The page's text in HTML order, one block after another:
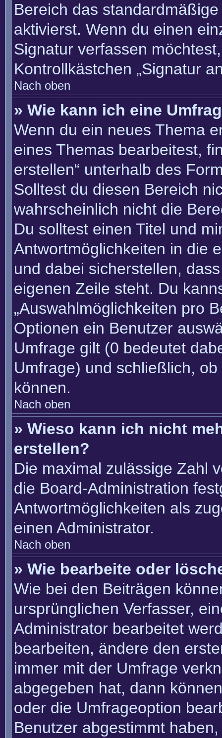
Bereich das
aktivierst. Wenn du einen
Signatur verfassen
Kontrollkästchen „Signatur
Nach oben
» Wie kann ich eine
Wenn du ein neues Thema
eines Themas bearbeitest,
erstellen“ unterhalb des
Solltest du diesen Bereich
wahrscheinlich nicht die
Du solltest einen Titel und
Antwortmöglichkeiten in die
und dabei sicherstellen,
eigenen Zeile steht. Du
„Auswahlmöglichkeiten pro
Optionen ein Benutzer
Umfrage gilt (0 bedeutet
Umfrage) und schließlich,
können.
Nach oben
» Wieso kann ich nicht
erstellen?
Die maximal zulässige Zahl
die Board-Administration
Antwortmöglichkeiten als
einen Administrator.
Nach oben
» Wie bearbeite oder
Wie bei den Beiträgen
ursprünglichen Verfasser,
Administrator bearbeitet
bearbeiten, ändere den
immer mit der Umfrage
abgegeben hat, dann
oder die Umfrageoption
Benutzer abgestimmt